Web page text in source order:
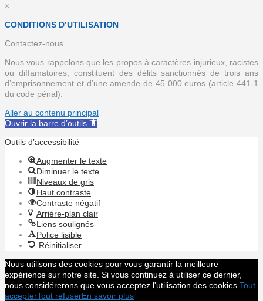
×
CONDITIONS D’UTILISATION
Contactez-nous
Nous vous rappelons que les propos à caractères injurieux, racistes
ou diffamatoires, constituent des délits sanctionnés de trois ans
d’emprisonnement et d’une amende de 45 000 euros (article 441-1
du code pénal).
Aller au contenu principal
Ouvrir la barre d’outils
Outils d’accessibilité
Augmenter le texte
Diminuer le texte
Niveaux de gris
Haut contraste
Contraste négatif
Arrière-plan clair
Liens soulignés
Police lisible
Réinitialiser
Nous utilisons des cookies pour vous garantir la meilleure
expérience sur notre site. Si vous continuez à utiliser ce dernier,
nous considérerons que vous acceptez l'utilisation des cookies. Tout
accepterTout refuserEn savoir plus